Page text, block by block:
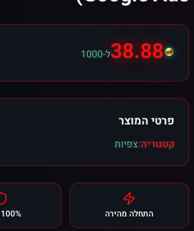
38.88ל-1000
פרטי המוצר
קטגוריה:צפיות
התחלה מהירה 100% בטוח